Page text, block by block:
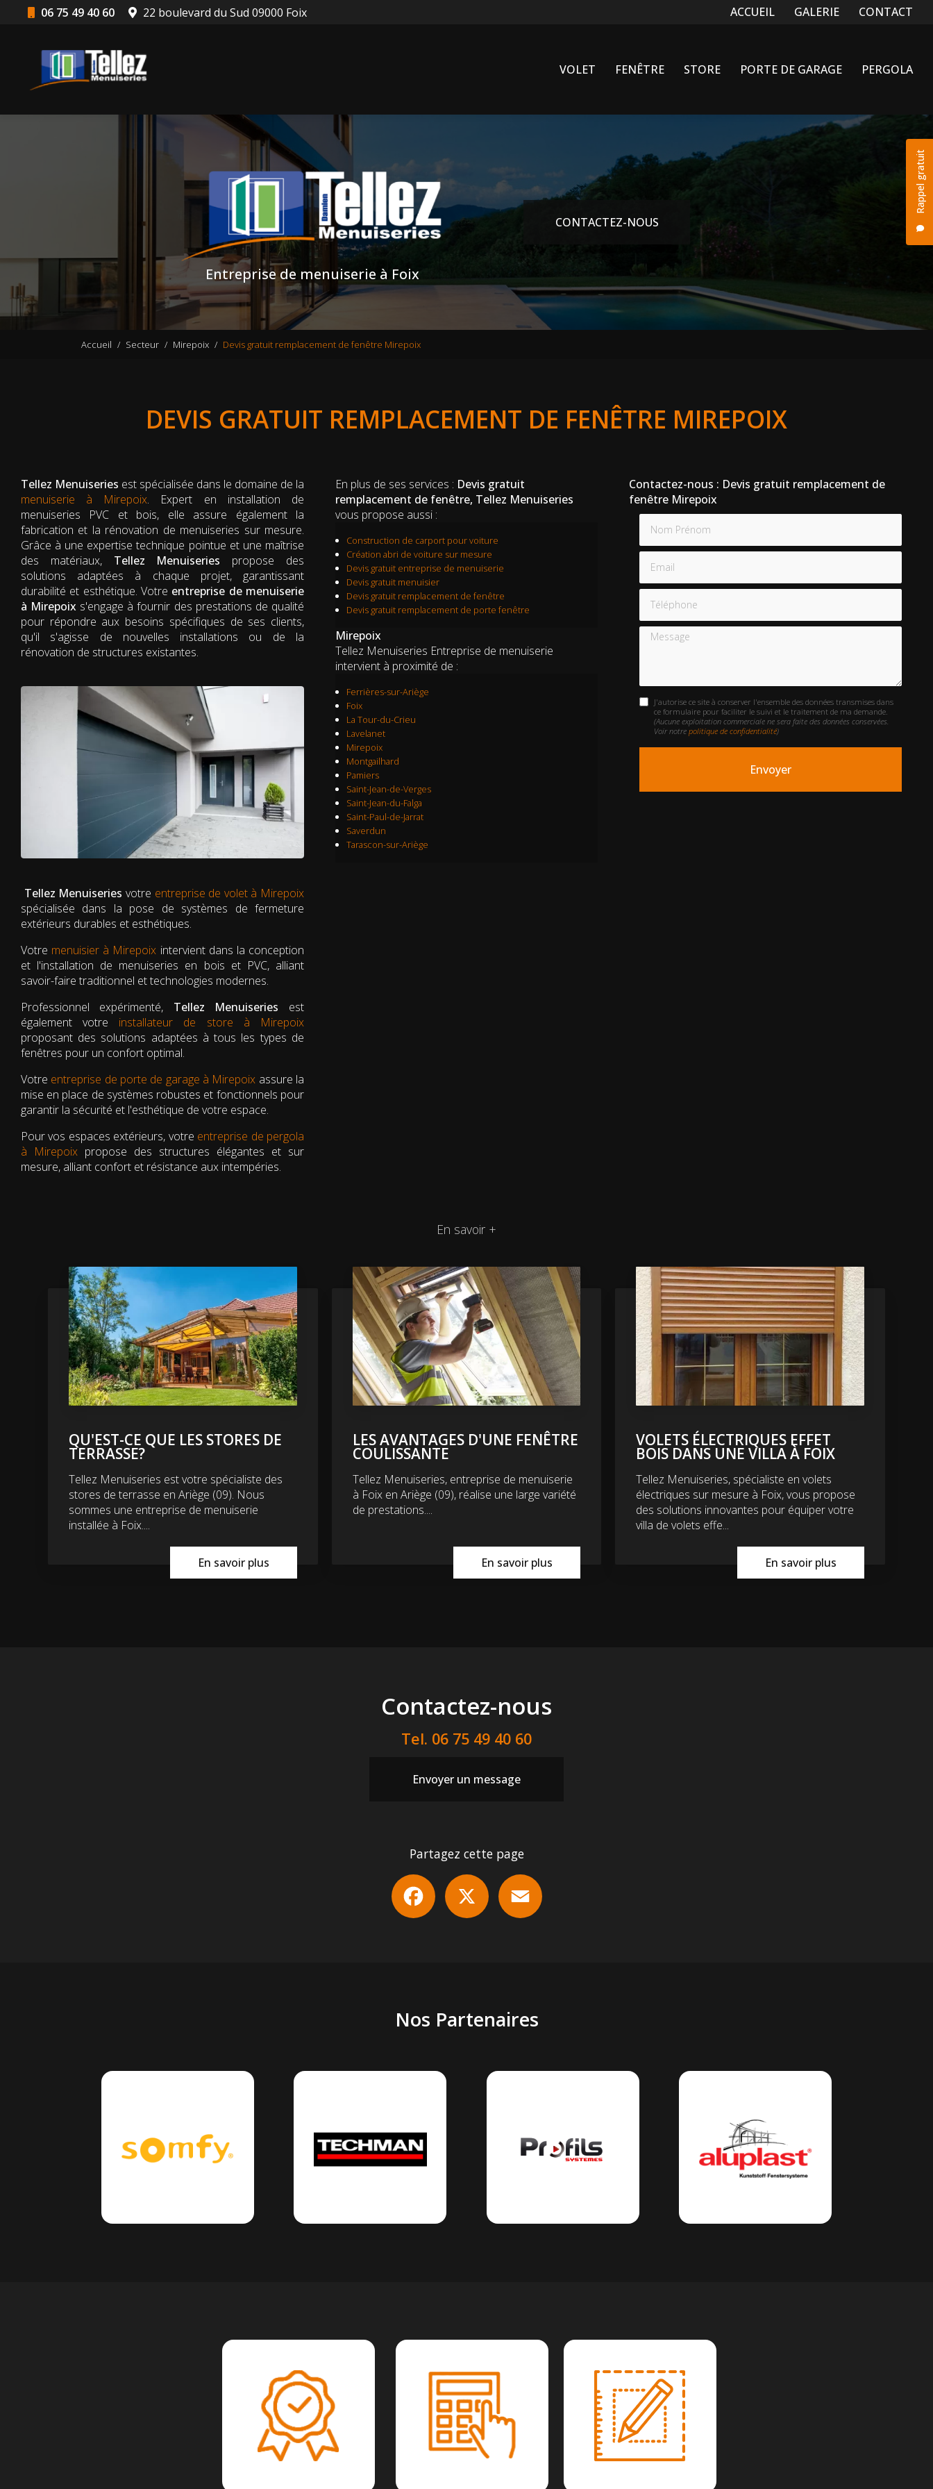
06 75 49 40 60 22 boulevard du Sud 09000 Foix Navigation secondaire
ACCUEIL GALERIE CONTACT
Rappel gratuit
VOLET FENÊTRE STORE PORTE DE GARAGE PERGOLA
Entreprise de menuiserie à Foix
CONTACTEZ-NOUS
Accueil Secteur Mirepoix Devis gratuit remplacement de fenêtre Mirepoix
DEVIS GRATUIT REMPLACEMENT DE FENÊTRE MIREPOIX
Tellez Menuiseries est spécialisée dans le domaine de la
menuiserie à Mirepoix. Expert en installation de
menuiseries PVC et bois, elle assure également la
fabrication et la rénovation de menuiseries sur mesure.
Grâce à une expertise technique pointue et une maîtrise
des matériaux, Tellez Menuiseries propose des
solutions adaptées à chaque projet, garantissant
durabilité et esthétique. Votre entreprise de menuiserie
à Mirepoix s'engage à fournir des prestations de qualité
pour répondre aux besoins spécifiques de ses clients,
qu'il s'agisse de nouvelles installations ou de la
rénovation de structures existantes.
Tellez Menuiseries votre entreprise de volet à Mirepoix
spécialisée dans la pose de systèmes de fermeture
extérieurs durables et esthétiques.
Votre menuisier à Mirepoix intervient dans la conception
et l'installation de menuiseries en bois et PVC, alliant
savoir-faire traditionnel et technologies modernes.
Professionnel expérimenté, Tellez Menuiseries est
également votre installateur de store à Mirepoix
proposant des solutions adaptées à tous les types de
fenêtres pour un confort optimal.
Votre entreprise de porte de garage à Mirepoix assure la
mise en place de systèmes robustes et fonctionnels pour
garantir la sécurité et l'esthétique de votre espace.
Pour vos espaces extérieurs, votre entreprise de pergola
à Mirepoix propose des structures élégantes et sur
mesure, alliant confort et résistance aux intempéries.
En plus de ses services : Devis gratuit
remplacement de fenêtre, Tellez Menuiseries
vous propose aussi :
Construction de carport pour voiture
Création abri de voiture sur mesure
Devis gratuit entreprise de menuiserie
Devis gratuit menuisier
Devis gratuit remplacement de fenêtre
Devis gratuit remplacement de porte fenêtre
Mirepoix
Tellez Menuiseries Entreprise de menuiserie
intervient à proximité de :
Ferrières-sur-Ariège
Foix
La Tour-du-Crieu
Lavelanet
Mirepoix
Montgailhard
Pamiers
Saint-Jean-de-Verges
Saint-Jean-du-Falga
Saint-Paul-de-Jarrat
Saverdun
Tarascon-sur-Ariège
Contactez-nous : Devis gratuit remplacement de
fenêtre Mirepoix
Nom Prénom
Email
Téléphone
Message
J'autorise ce site à conserver l'ensemble des données transmises dans
ce formulaire pour faciliter le suivi et le traitement de ma demande.
(Aucune exploitation commerciale ne sera faite des données conservées.
Voir notre politique de confidentialité)
En savoir +
QU'EST-CE QUE LES STORES DE
TERRASSE?
Tellez Menuiseries est votre spécialiste des
stores de terrasse en Ariège (09). Nous
sommes une entreprise de menuiserie
installée à Foix....
En savoir plus
LES AVANTAGES D'UNE FENÊTRE
COULISSANTE
Tellez Menuiseries, entreprise de menuiserie
à Foix en Ariège (09), réalise une large variété
de prestations....
En savoir plus
VOLETS ÉLECTRIQUES EFFET
BOIS DANS UNE VILLA À FOIX
Tellez Menuiseries, spécialiste en volets
électriques sur mesure à Foix, vous propose
des solutions innovantes pour équiper votre
villa de volets effe...
En savoir plus
Contactez-nous
Tel. 06 75 49 40 60
Envoyer un message
Partagez cette page
Facebook
Nos Partenaires